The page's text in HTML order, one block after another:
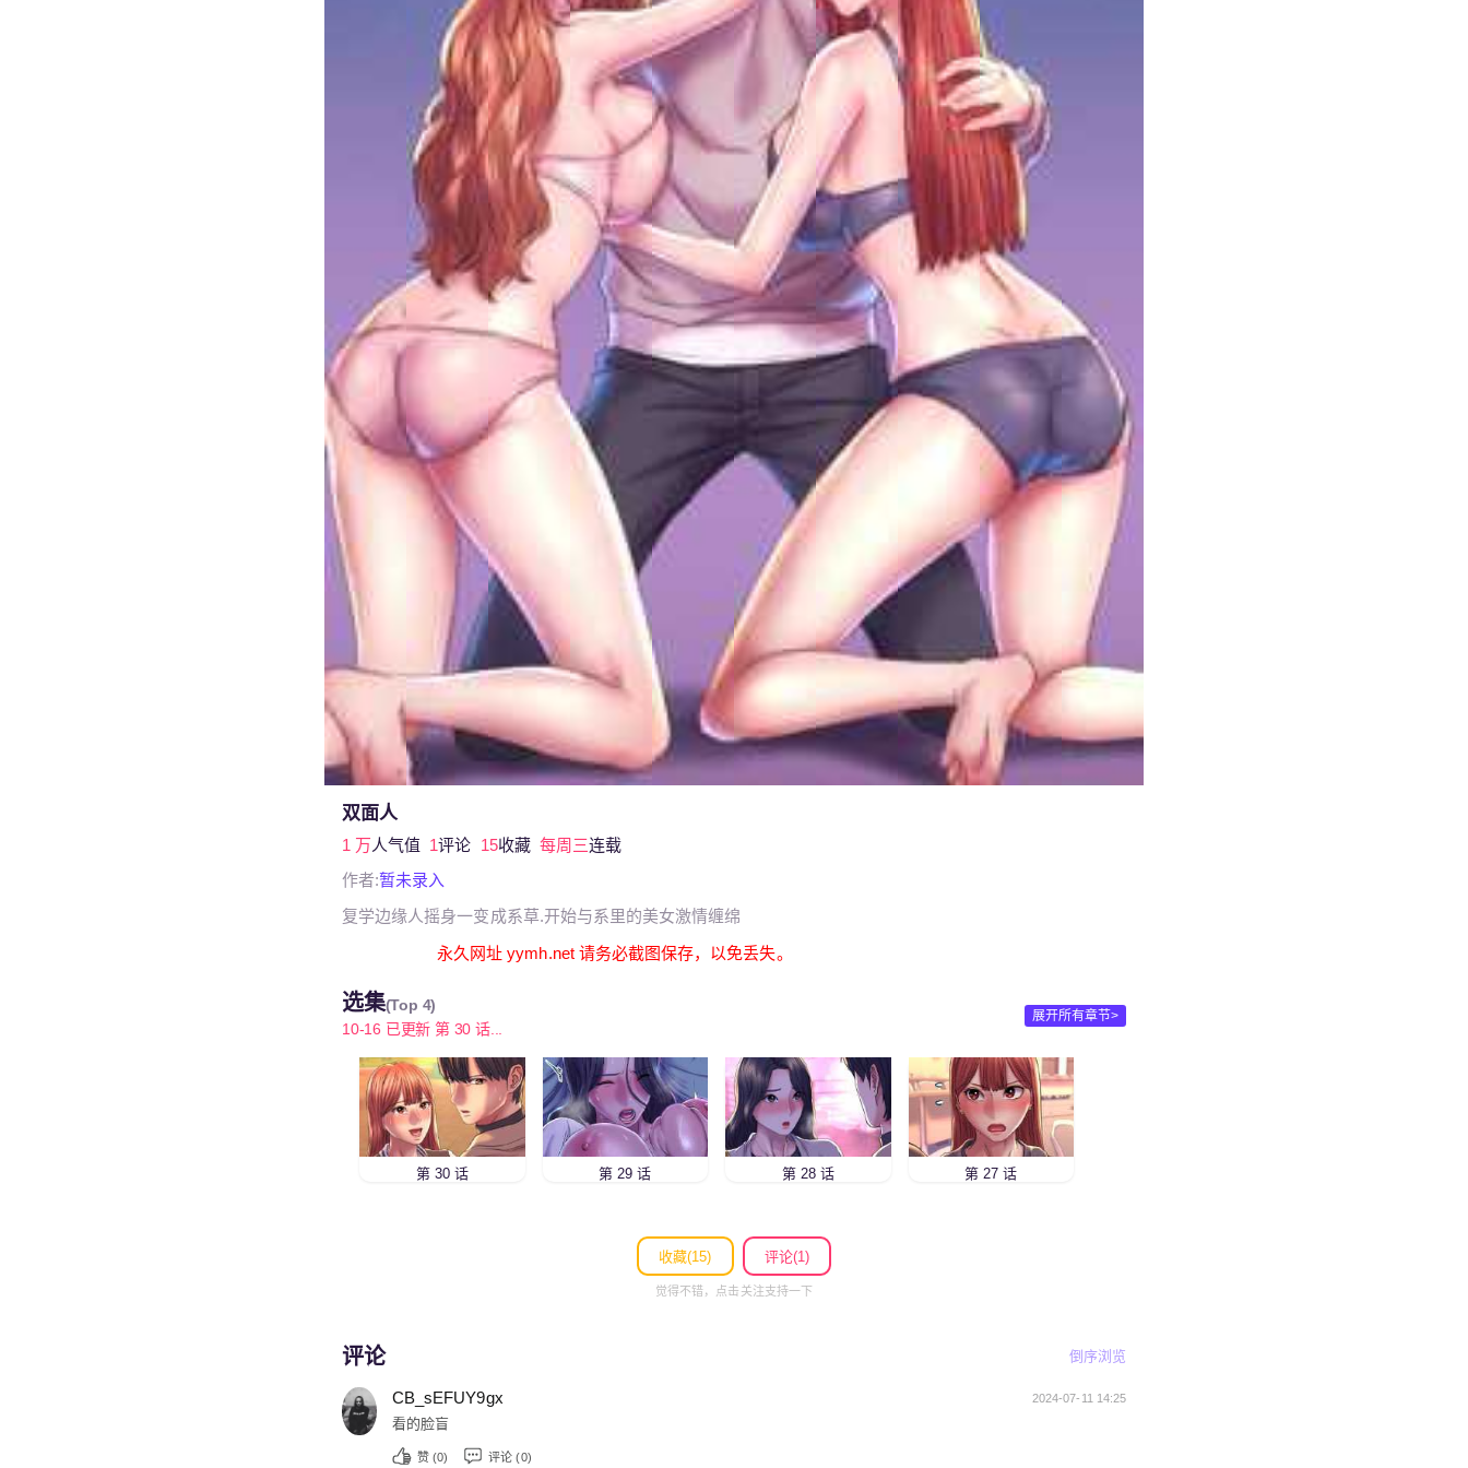
双面人
1 万人气值 1评论 15收藏 每周三连载
作者:暂未录入
复学边缘人摇身一变成系草.开始与系里的美女激情缠绵
永久网址 yymh.net 请务必截图保存，以免丢失。
选集(Top 4)
10-16 已更新 第 30 话...
展开所有章节>
第 30 话 第 29 话 第 28 话 第 27 话
收藏(15) 评论(1)
觉得不错，点击关注支持一下
评论 倒序浏览
CB_sEFUY9gx 2024-07-11 14:25
看的脸盲
赞 (0) 评论 (0)